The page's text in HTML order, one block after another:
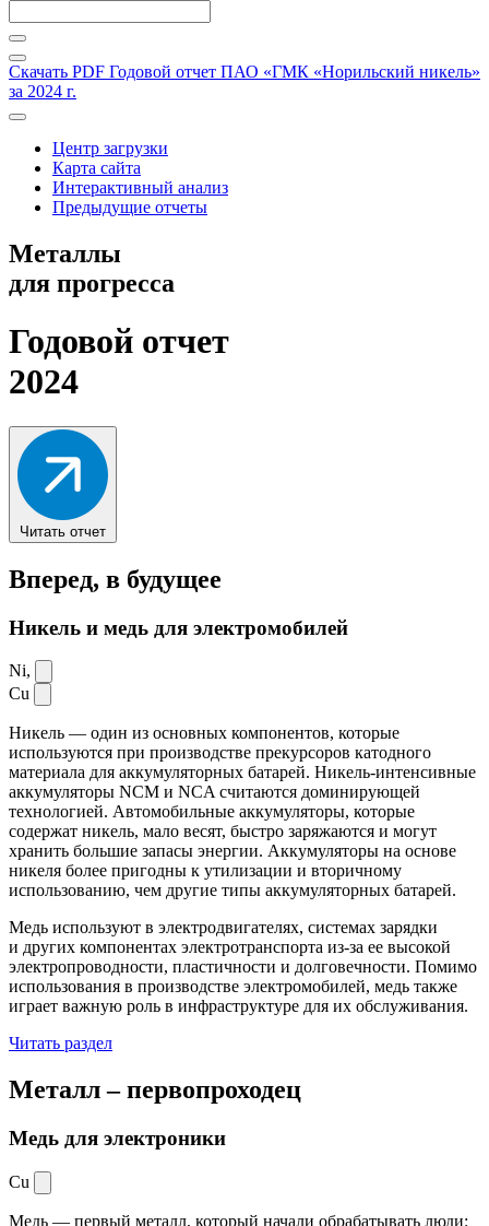
Скачать PDF Годовой отчет ПАО «ГМК «Норильский никель»
за 2024 г.
Центр загрузки
Карта сайта
Интерактивный анализ
Предыдущие отчеты
Металлы
для прогресса
Годовой отчет
2024
Читать отчет
Вперед, в будущее
Никель и медь для электромобилей
Ni,
Cu
Никель — один из основных компонентов, которые
используются при производстве прекурсоров катодного
материала для аккумуляторных батарей. Никель-интенсивные
аккумуляторы NCM и NCA считаются доминирующей
технологией. Автомобильные аккумуляторы, которые
содержат никель, мало весят, быстро заряжаются и могут
хранить большие запасы энергии. Аккумуляторы на основе
никеля более пригодны к утилизации и вторичному
использованию, чем другие типы аккумуляторных батарей.
Медь используют в электродвигателях, системах зарядки
и других компонентах электротранспорта из-за ее высокой
электропроводности, пластичности и долговечности. Помимо
использования в производстве электромобилей, медь также
играет важную роль в инфраструктуре для их обслуживания.
Читать раздел
Металл –первопроходец
Медь для электроники
Cu
Медь — первый металл, который начали обрабатывать люди: